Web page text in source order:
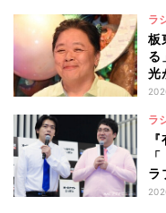
ラ
板
る
光
る
ラ
ラ